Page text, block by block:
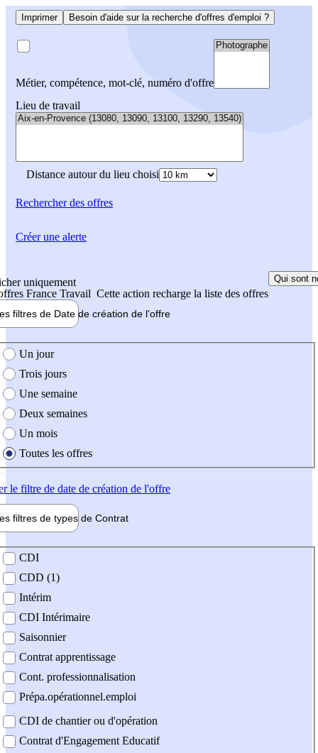
Imprimer Besoin d'aide sur la recherche d'offres d'emploi ?
Métier, compétence, mot-clé, numéro d'offre
Lieu de travail
Distance autour du lieu choisi
Rechercherdes offres
uniquement
France Travail Cette action recharge la liste des offres
Qui sont
filtres de Date de création de l'offre
création de l'offre
Un jour
Trois jours
Une semaine
Deux semaines
Un mois
Toutes les offres
le filtre de date de création de l'offre
filtres de types de Contrat
contrat
CDI
CDD (1)
Intérim
CDI Intérimaire
Saisonnier
Contrat apprentissage
Cont. professionnalisation
Prépa.opérationnel.emploi
CDI de chantier ou d'opération
Contrat d'Engagement Educatif
Créer une alerte